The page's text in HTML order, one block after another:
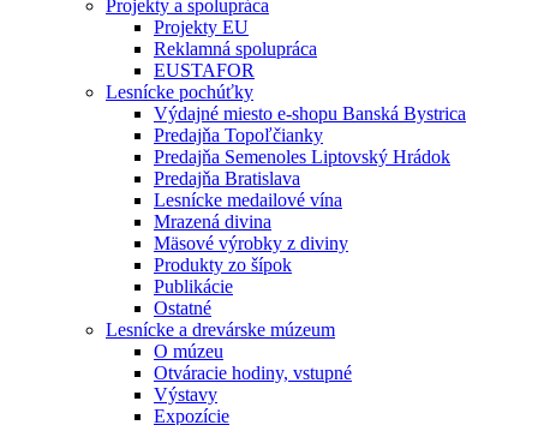
Projekty a spolupráca
Projekty EU
Reklamná spolupráca
EUSTAFOR
Lesnícke pochúťky
Výdajné miesto e-shopu Banská Bystrica
Predajňa Topoľčianky
Predajňa Semenoles Liptovský Hrádok
Predajňa Bratislava
Lesnícke medailové vína
Mrazená divina
Mäsové výrobky z diviny
Produkty zo šípok
Publikácie
Ostatné
Lesnícke a drevárske múzeum
O múzeu
Otváracie hodiny, vstupné
Výstavy
Expozície